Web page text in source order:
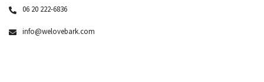
06 20 222-6836
info@welovebark.com